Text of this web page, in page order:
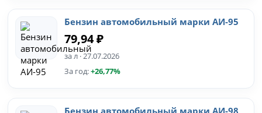
Бензин автомобильный марки АИ-95
79,94 ₽
за л · 27.07.2026
За год:+26,77%